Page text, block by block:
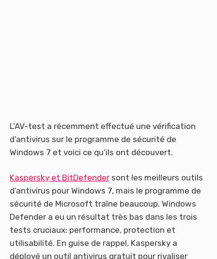
L’AV-test a récemment effectué une vérification
d’antivirus sur le programme de sécurité de
Windows 7 et voici ce qu’ils ont découvert.
Kaspersky et BitDefender sont les meilleurs outils
d’antivirus pour Windows 7, mais le programme de
sécurité de Microsoft traîne beaucoup. Windows
Defender a eu un résultat très bas dans les trois
tests cruciaux: performance, protection et
utilisabilité. En guise de rappel, Kaspersky a
déployé un outil antivirus gratuit pour rivaliser